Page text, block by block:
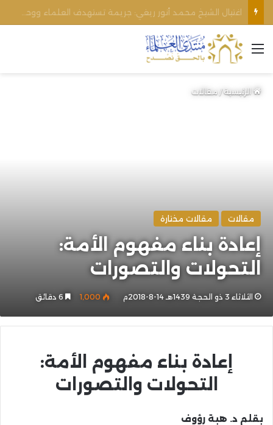
الأوقاف الفلسطينية تنفي صحة تعميم يمنع رفع الأذان عبر السماعات الخارجية للمساجد القريبة من المستوطنات
القائمة
الرئيسية/مقالات
مقالات مقالات مختارة
إعادة بناء مفهوم الأمة:
التحولات والتصورات
الثلاثاء 3 ذو الحجة 1439هـ 14-8-2018م 1٬000
إعادة بناء مفهوم الأمة:
التحولات والتصورات
بقلم د. هبة رؤوف